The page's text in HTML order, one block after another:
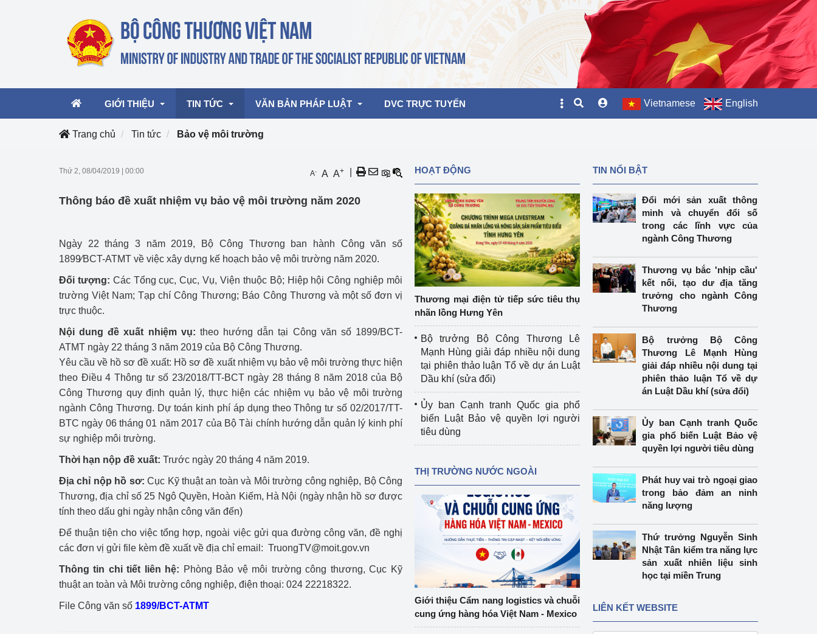
GIỚI THIỆU TIN TỨC
Hoạt động của Lãnh đạo Bộ
mại, Dịch vụ Việt Nam 2026
Hoạt động của Bộ trưởng
Công Thương - Công luận
Họp báo
Điểm báo
Lịch sử phát triển
Bản tin Thị trường Nông Lâm Thủy sản
Phát triển nguồn nhân lực
Phát triển bền vững
Tổ chức kiểm định kỹ thuật an toàn lao
Bộ Công Thương
Tổ chức được cấp GCN đăng ký, hoạt
động kiểm định thiết bị, dụng cụ điện
làm việc ở môi trường không có nguy
hiểm khí, bụi nổ
Cơ sở sản xuất, sửa chữa chai chứa
LPG
Văn hóa ngành Công Thương
Tái cơ cấu ngành Công Thương
Quản lý thị trường
Sử dụng năng lượng tiết kiệm và
hiệu quả
Hiệu quả năng lượng
Khoa học, công nghệ và đổi mới sáng
VĂN BẢN PHÁP LUẬT DVC TRỰC TUYẾN Vietnamese English
Trang chủ Tin tức Bảo vệ môi trường
Thứ 2, 08/04/2019 00:00 A- A A+
Thông báo đề xuất nhiệm vụ bảo vệ môi trường năm 2020
Ngày 22 tháng 3 năm 2019, Bộ Công Thương ban hành Công văn số
1899⁄BCT-ATMT về việc xây dựng kế hoạch bảo vệ môi trường năm 2020.
Đối tượng: Các Tổng cục, Cục, Vụ, Viện thuộc Bộ; Hiệp hội Công nghiệp môi
trường Việt Nam; Tạp chí Công Thương; Báo Công Thương và một số đơn vị
trực thuộc.
Nội dung đề xuất nhiệm vụ: theo hướng dẫn tại Công văn số 1899/BCT-
ATMT ngày 22 tháng 3 năm 2019 của Bộ Công Thương.
Yêu cầu về hồ sơ đề xuất: Hồ sơ đề xuất nhiệm vụ bảo vệ môi trường thực hiện
theo Điều 4 Thông tư số 23/2018/TT-BCT ngày 28 tháng 8 năm 2018 của Bộ
Công Thương quy định quản lý, thực hiện các nhiệm vụ bảo vệ môi trường
ngành Công Thương. Dự toán kinh phí áp dụng theo Thông tư số 02/2017/TT-
BTC ngày 06 tháng 01 năm 2017 của Bộ Tài chính hướng dẫn quản lý kinh phí
sự nghiệp môi trường.
Thời hạn nộp đề xuất: Trước ngày 20 tháng 4 năm 2019.
Địa chỉ nộp hồ sơ: Cục Kỹ thuật an toàn và Môi trường công nghiệp, Bộ Công
Thương, địa chỉ số 25 Ngô Quyền, Hoàn Kiếm, Hà Nội (ngày nhận hồ sơ được
tính theo dấu ghi ngày nhận công văn đến)
Để thuận tiện cho việc tổng hợp, ngoài việc gửi qua đường công văn, đề nghị
các đơn vị gửi file kèm đề xuất về địa chỉ email: TruongTV@moit.gov.vn
Thông tin chi tiết liên hệ: Phòng Bảo vệ môi trường công thương, Cục Kỹ
thuật an toàn và Môi trường công nghiệp, điện thoại: 024 22218322.
File Công văn số 1899/BCT-ATMT
HOẠT ĐỘNG
Thương mại điện tử tiếp sức tiêu thụ
nhãn lồng Hưng Yên
Bộ trưởng Bộ Công Thương Lê
Mạnh Hùng giải đáp nhiều nội dung
tại phiên thảo luận Tổ về dự án Luật
Dầu khí (sửa đổi)
Ủy ban Cạnh tranh Quốc gia phổ
biến Luật Bảo vệ quyền lợi người
tiêu dùng
THỊ TRƯỜNG NƯỚC NGOÀI
Giới thiệu Cẩm nang logistics và chuỗi
cung ứng hàng hóa Việt Nam - Mexico
TIN NỔI BẬT
Đổi mới sản xuất thông
minh và chuyển đổi số
trong các lĩnh vực của
ngành Công Thương
Thương vụ bắc 'nhịp cầu'
kết nối, tạo dư địa tăng
trưởng cho ngành Công
Thương
Bộ trưởng Bộ Công
Thương Lê Mạnh Hùng
giải đáp nhiều nội dung tại
phiên thảo luận Tổ về dự
án Luật Dầu khí (sửa đổi)
Ủy ban Cạnh tranh Quốc
gia phổ biến Luật Bảo vệ
quyền lợi người tiêu dùng
Phát huy vai trò ngoại giao
trong bảo đảm an ninh
năng lượng
Thứ trưởng Nguyễn Sinh
Nhật Tân kiểm tra năng lực
sản xuất nhiên liệu sinh
học tại miền Trung
LIÊN KẾT WEBSITE